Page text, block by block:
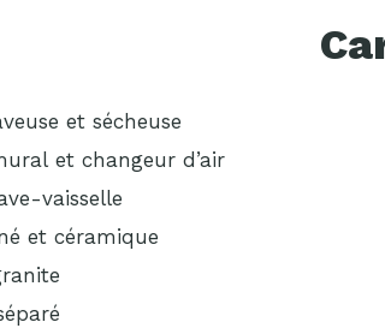
et sécheuse
et changeur d’air
vaisselle
et céramique